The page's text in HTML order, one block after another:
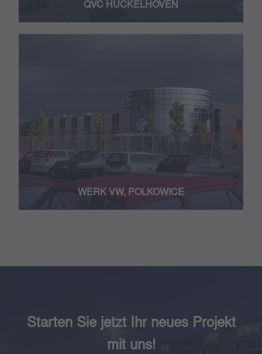
QVC HÜCKELHOVEN
WERK VW, POLKOWICE
Starten Sie jetzt Ihr neues Projekt
mit uns!